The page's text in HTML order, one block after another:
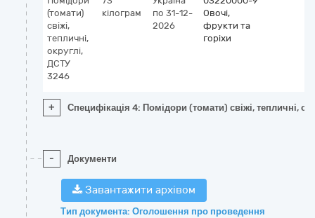
(томати)
свіжі,
тепличні,
округлі,
ДСТУ
3246
кілограм
по 31-12-
2026
Овочі,
фрукти та
горіхи
+ Специфікація 4: Помідори (томати) свіжі, тепличні,
- Документи
Завантажити архівом
Тип документа: Оголошення про проведення